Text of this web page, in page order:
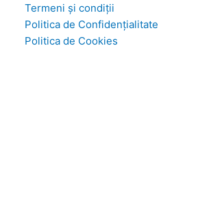
Termeni și condiții
Politica de Confidențialitate
Politica de Cookies